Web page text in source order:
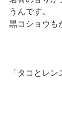
うんです。
黒コショウも
「タコとレ